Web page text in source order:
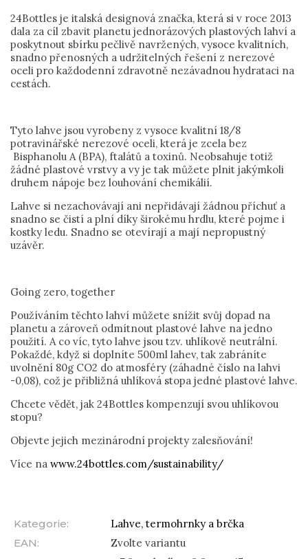
24Bottles je italská designová značka, která si v roce 2013
dala za cíl zbavit planetu jednorázových plastových lahví a
poskytnout sbírku pečlivě navržených, vysoce kvalitních,
snadno přenosných a udržitelných řešení z nerezové
oceli pro každodenní zdravotně nezávadnou hydrataci na
cestách.
Tyto lahve jsou vyrobeny z vysoce kvalitní 18/8
potravinářské nerezové oceli, která je zcela bez
Bisphanolu A (BPA), ftalátů a toxinů. Neobsahuje totiž
žádné plastové vrstvy a vy je tak můžete plnit jakýmkoli
druhem nápoje bez louhování chemikálií.
Lahve si nezachovávají ani nepřidávají žádnou příchuť a
snadno se čistí a plní díky širokému hrdlu, které pojme i
kostky ledu. Snadno se otevírají a mají nepropustný
uzávěr.
Going zero, together
Používáním těchto lahví můžete snížit svůj dopad na
planetu a zároveň odmítnout plastové lahve na jedno
použití. A co víc, tyto lahve jsou tzv. uhlíkově neutrální.
Pokaždé, když si doplníte 500ml lahev, tak zabráníte
uvolnění 80g CO2 do atmosféry (záhadné číslo na lahvi
-0,08), což je přibližná uhlíková stopa jedné plastové lahve.
Chcete vědět, jak 24Bottles kompenzují svou uhlíkovou
stopu?
Objevte jejich mezinárodní projekty zalesňování!
Více na www.24bottles.com/sustainability/
Kategorie:
Lahve, termohrnky a brčka
EAN:
Zvolte variantu